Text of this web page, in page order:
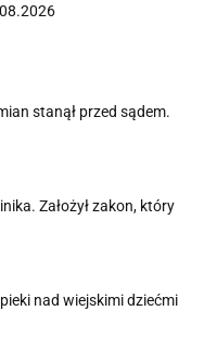
stanął przed sądem.
Założył zakon, który
nad wiejskimi dziećmi